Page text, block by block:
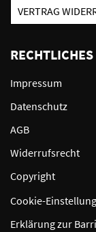
VERTRAG
RECHTLICHES
Impressum
Datenschutz
AGB
Widerrufsrecht
Copyright
Cookie-
Erklärung zur